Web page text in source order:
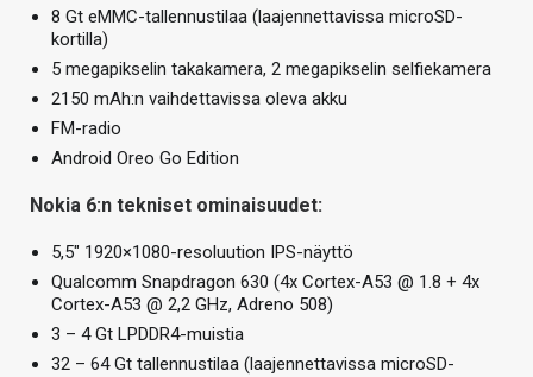
8 Gt eMMC-tallennustilaa (laajennettavissa microSD-
kortilla)
5 megapikselin takakamera, 2 megapikselin selfiekamera
2150 mAh:n vaihdettavissa oleva akku
FM-radio
Android Oreo Go Edition
Nokia 6:n tekniset ominaisuudet:
5,5″ 1920×1080-resoluution IPS-näyttö
Qualcomm Snapdragon 630 (4x Cortex-A53 @ 1.8 + 4x
Cortex-A53 @ 2,2 GHz, Adreno 508)
3 – 4 Gt LPDDR4-muistia
32 – 64 Gt tallennustilaa (laajennettavissa microSD-